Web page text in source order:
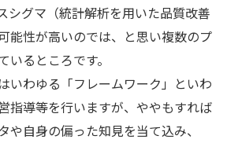
シグマ（統計解析を用いた品質改善
能性が高いのでは、と思い複数のプ
いるところです。
いわゆる「フレームワーク」といわ
指導等を行いますが、ややもすれば
や自身の偏った知見を当て込み、